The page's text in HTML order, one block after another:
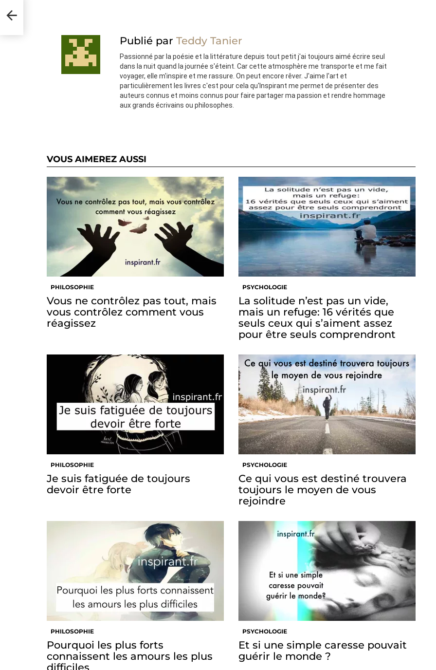
Publié par Teddy Tanier
Passionné par la poésie et la littérature depuis tout petit j'ai toujours aimé écrire seul
dans la nuit quand la journée s'éteint. Car cette atmosphère me transporte et me fait
voyager, elle m'inspire et me rassure. On peut encore rêver. J'aime l'art et
particulièrement les livres c'est pour cela qu'Inspirant me permet de présenter des
auteurs connus et moins connus pour faire partager ma passion et rendre hommage
aux grands écrivains ou philosophes.
VOUS AIMEREZ AUSSI
PHILOSOPHIE
Vous ne contrôlez pas tout, mais
vous contrôlez comment vous
réagissez
PSYCHOLOGIE
La solitude n’est pas un vide,
mais un refuge: 16 vérités que
seuls ceux qui s’aiment assez
pour être seuls comprendront
PHILOSOPHIE
Je suis fatiguée de toujours
devoir être forte
PSYCHOLOGIE
Ce qui vous est destiné trouvera
toujours le moyen de vous
rejoindre
PHILOSOPHIE
Pourquoi les plus forts
connaissent les amours les plus
difficiles
PSYCHOLOGIE
Et si une simple caresse pouvait
guérir le monde ?